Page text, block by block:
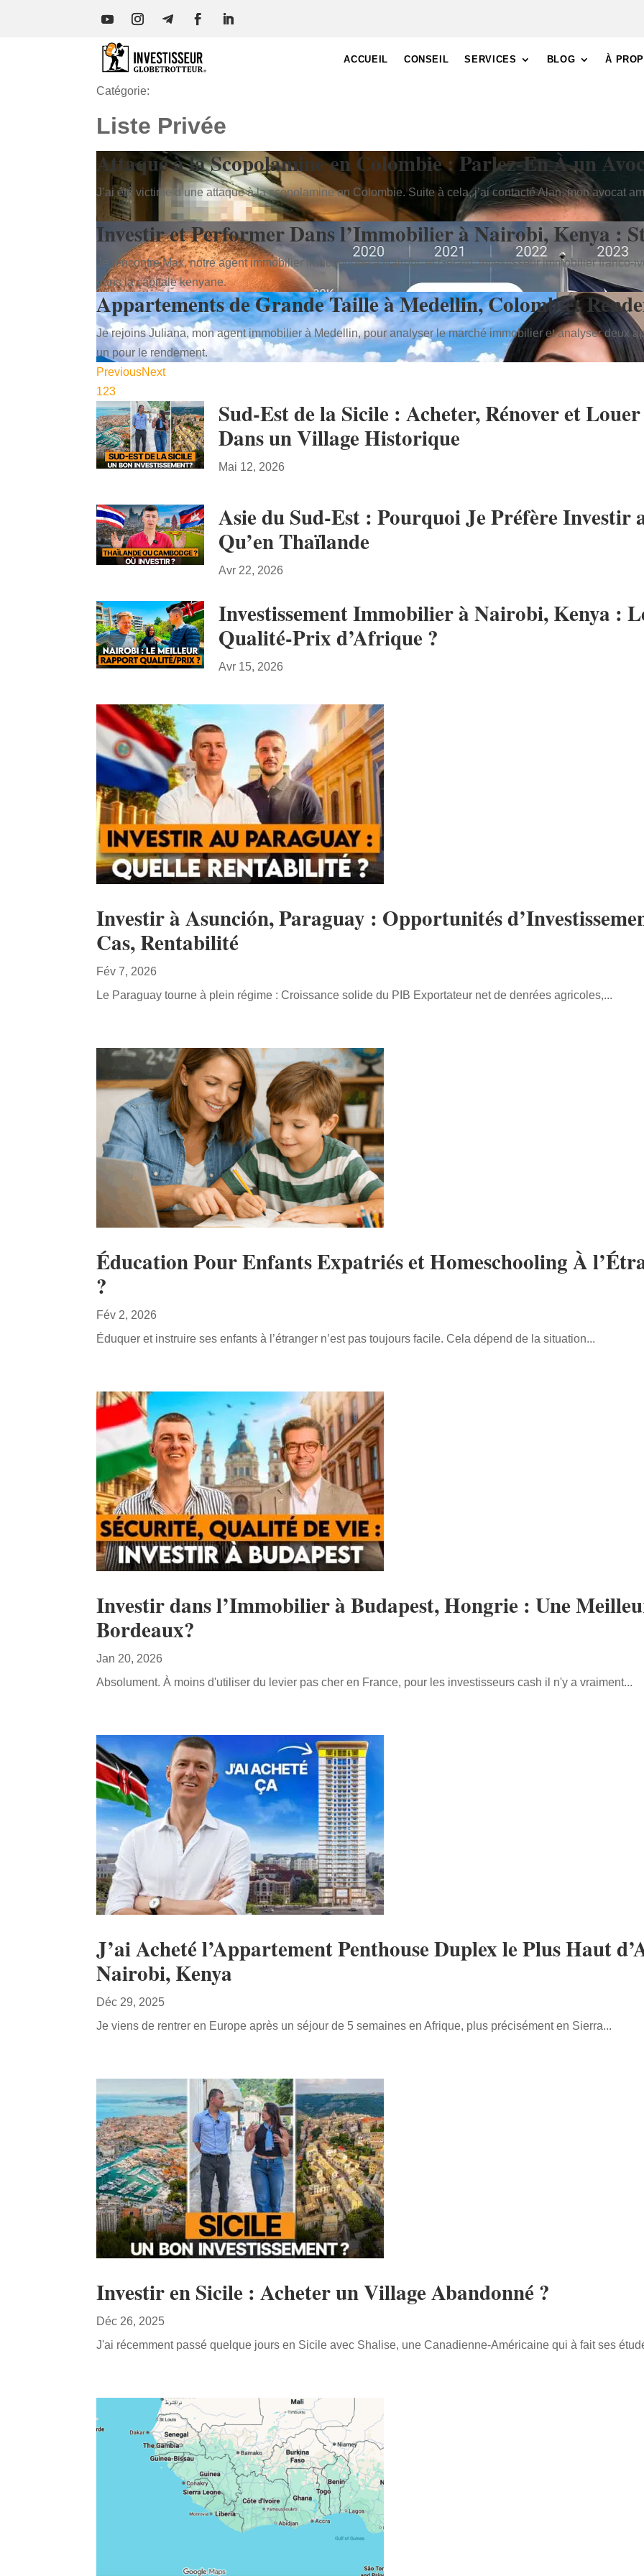
ACCUEIL CONSEIL SERVICES BLOG À
Catégorie:
Liste Privée
Attaqué à la Scopolamine en Colombie : Parlez-En À un
J’ai été victime d’une attaque à la scopolamine en Colombie. Suite à cela, j’ai contacté Alan, mon avocat
Investir et Performer Dans l’Immobilier à Nairobi, Kenya :
Je rencontre Max, notre agent immobilier francophone à Nairobi, et Gérard, investisseur immobilier franco-
dans la capitale kenyane.
Appartements de Grande Taille à Medellin, Colombie:
Je rejoins Juliana, mon agent immobilier à Medellin, pour analyser le marché immobilier et analyser deux
un pour le rendement.
PreviousNext
123
Sud-Est de la Sicile : Acheter, Rénover et
Dans un Village Historique
Mai 12, 2026
Asie du Sud-Est : Pourquoi Je Préfère Investir
Qu’en Thaïlande
Avr 22, 2026
Investissement Immobilier à Nairobi, Kenya :
Qualité-Prix d’Afrique ?
Avr 15, 2026
Investir à Asunción, Paraguay : Opportunités
Cas, Rentabilité
Fév 7, 2026
Le Paraguay tourne à plein régime : Croissance solide du PIB Exportateur net de denrées agricoles,...
Éducation Pour Enfants Expatriés et Homeschooling À
?
Fév 2, 2026
Éduquer et instruire ses enfants à l’étranger n’est pas toujours facile. Cela dépend de la situation...
Investir dans l’Immobilier à Budapest, Hongrie : Une
Bordeaux?
Jan 20, 2026
Absolument. À moins d'utiliser du levier pas cher en France, pour les investisseurs cash il n'y a vraiment...
J’ai Acheté l’Appartement Penthouse Duplex le Plus Haut
Nairobi, Kenya
Déc 29, 2025
Je viens de rentrer en Europe après un séjour de 5 semaines en Afrique, plus précisément en Sierra...
Investir en Sicile : Acheter un Village Abandonné ?
Déc 26, 2025
J'ai récemment passé quelque jours en Sicile avec Shalise, une Canadienne-Américaine qui à fait ses